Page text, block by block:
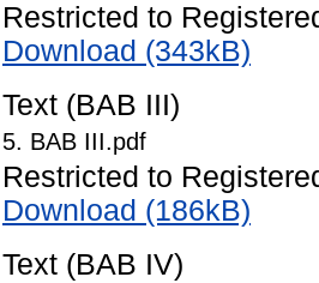
Restricted to
Download (343kB)
Text (BAB III)
5. BAB III.pdf
Restricted to
Download (186kB)
Text (BAB IV)